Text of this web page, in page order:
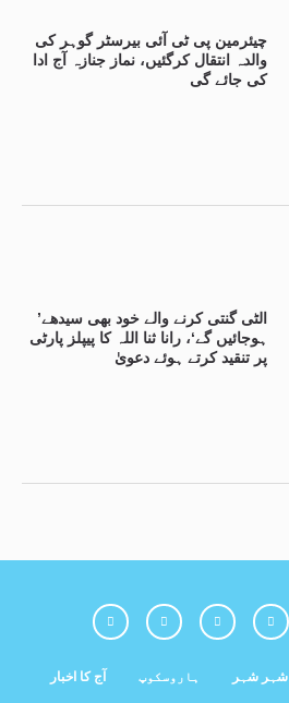
چیئرمین پی ٹی آئی بیرسٹر گوہر کی
والدہ انتقال کرگئیں، نماز جنازہ آج ادا
کی جائے گی
’الٹی گنتی کرنے والے خود بھی سیدھے
ہوجائیں گے‘، رانا ثنا اللہ کا پیپلز پارٹی
پر تنقید کرتے ہوئے دعویٰ
آج کا اخبار ہاروسکوپ شہر شہر